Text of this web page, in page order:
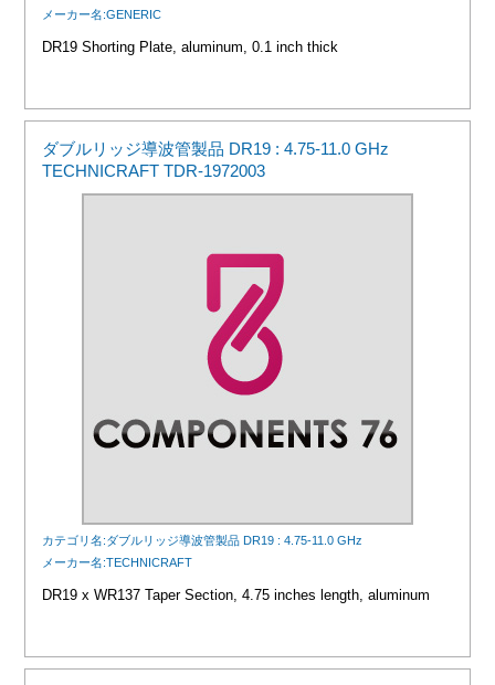
メーカー名:GENERIC
DR19 Shorting Plate, aluminum, 0.1 inch thick
ダブルリッジ導波管製品 DR19 : 4.75-11.0 GHz
TECHNICRAFT TDR-1972003
カテゴリ名:ダブルリッジ導波管製品 DR19 : 4.75-11.0 GHz
メーカー名:TECHNICRAFT
DR19 x WR137 Taper Section, 4.75 inches length, aluminum